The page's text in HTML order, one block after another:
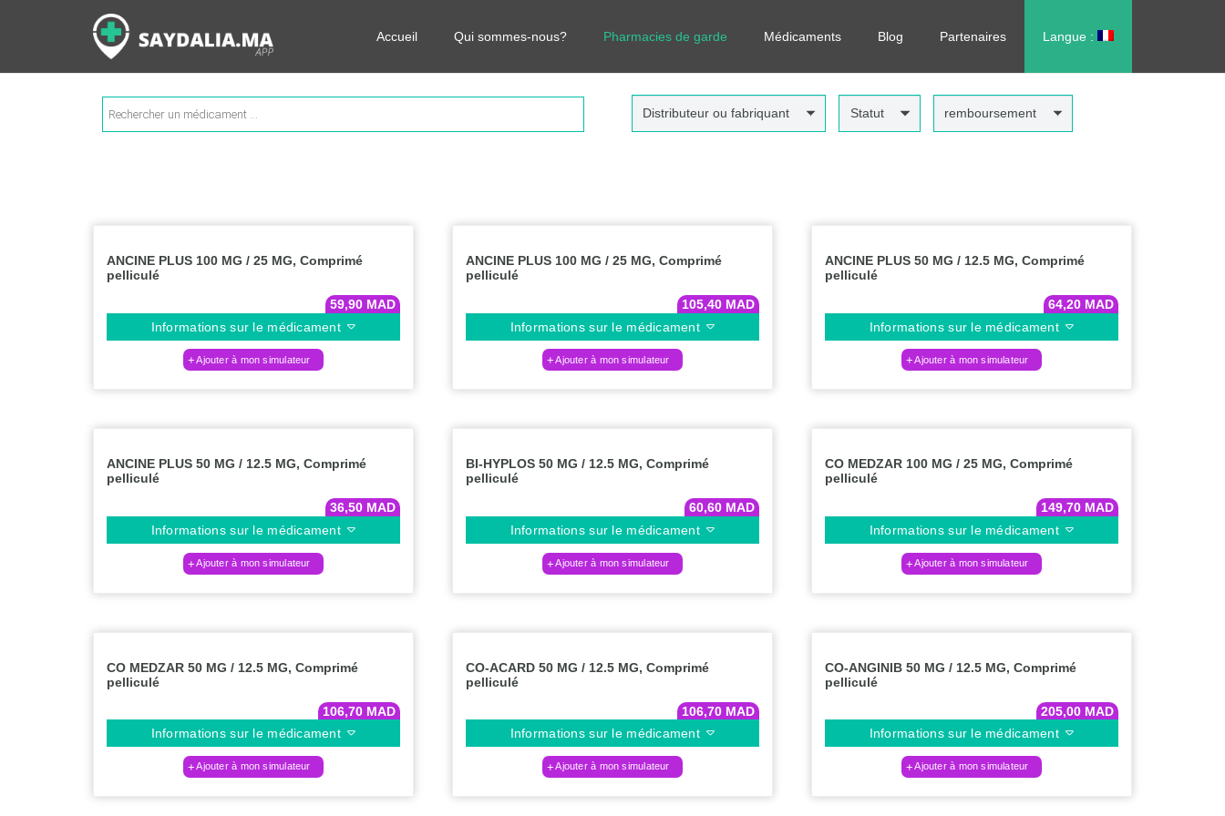
Accueil Qui sommes-nous? Pharmacies de garde Médicaments Blog Partenaires Langue :
Rechercher les informations sur vos médicaments, leurs prix et estimer ainsi le coût total de votre ordonnance, sans vous déplacer !
Recherche
de
produits
Distributeur ou fabriquant Statut remboursement
ANCINE PLUS 100 MG / 25 MG, Comprimé
pelliculé
59,90 MAD
Informations sur le médicament
Ajouter à mon simulateur
ANCINE PLUS 100 MG / 25 MG, Comprimé
pelliculé
105,40 MAD
Informations sur le médicament
Ajouter à mon simulateur
ANCINE PLUS 50 MG / 12.5 MG, Comprimé
pelliculé
64,20 MAD
Informations sur le médicament
Ajouter à mon simulateur
ANCINE PLUS 50 MG / 12.5 MG, Comprimé
pelliculé
36,50 MAD
Informations sur le médicament
Ajouter à mon simulateur
BI-HYPLOS 50 MG / 12.5 MG, Comprimé
pelliculé
60,60 MAD
Informations sur le médicament
Ajouter à mon simulateur
CO MEDZAR 100 MG / 25 MG, Comprimé
pelliculé
149,70 MAD
Informations sur le médicament
Ajouter à mon simulateur
CO MEDZAR 50 MG / 12.5 MG, Comprimé
pelliculé
106,70 MAD
Informations sur le médicament
Ajouter à mon simulateur
CO-ACARD 50 MG / 12.5 MG, Comprimé
pelliculé
106,70 MAD
Informations sur le médicament
Ajouter à mon simulateur
CO-ANGINIB 50 MG / 12.5 MG, Comprimé
pelliculé
205,00 MAD
Informations sur le médicament
Ajouter à mon simulateur